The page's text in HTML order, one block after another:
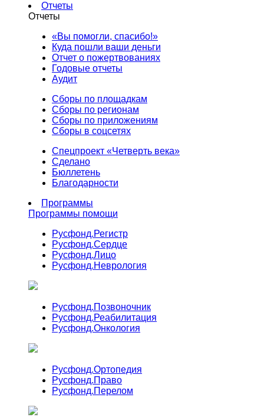
Отчеты
Отчеты
«Вы помогли, спасибо!»
Куда пошли ваши деньги
Отчет о пожертвованиях
Годовые отчеты
Аудит
Сборы по площадкам
Сборы по регионам
Сборы по приложениям
Сборы в соцсетях
Спецпроект «Четверть века»
Сделано
Бюллетень
Благодарности
Программы
Программы помощи
Русфонд.Регистр
Русфонд.Сердце
Русфонд.Лицо
Русфонд.Неврология
Русфонд.Позвоночник
Русфонд.Реабилитация
Русфонд.Онкология
Русфонд.Ортопедия
Русфонд.Право
Русфонд.Перелом